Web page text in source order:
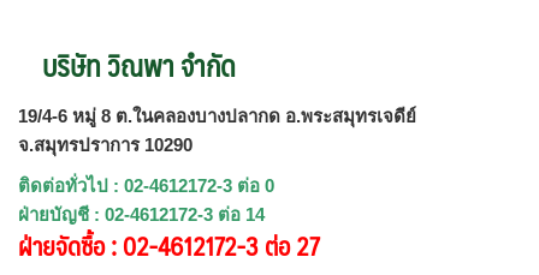
บริษัท วิณพา จำกัด
19/4-6 หมู่ 8 ต.ในคลองบางปลากด อ.พระสมุทรเจดีย์
จ.สมุทรปราการ 10290
ติดต่อทั่วไป : 02-4612172-3 ต่อ 0
ฝ่ายบัญชี : 02-4612172-3 ต่อ 14
ฝ่ายจัดซื้อ : 02-4612172-3 ต่อ 27